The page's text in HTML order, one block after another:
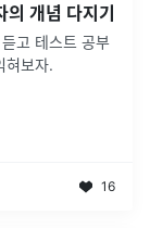
개념 다지기
고 테스트 공부
혀보자.
16